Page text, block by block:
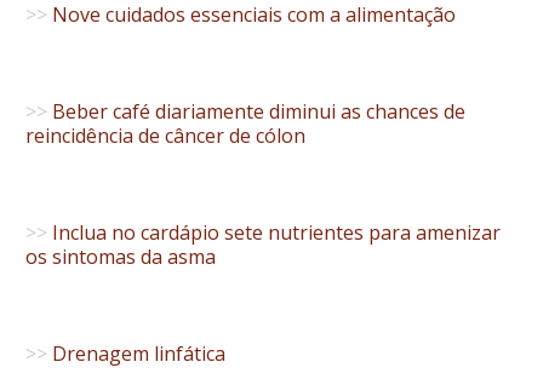
>> Nove cuidados essenciais com a alimentação
>> Beber café diariamente diminui as chances de
reincidência de câncer de cólon
>> Inclua no cardápio sete nutrientes para amenizar
os sintomas da asma
>> Drenagem linfática